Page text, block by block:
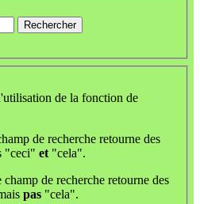
Rechercher
de la fonction de
de recherche retourne des
"ceci" et "cela".
champ de recherche retourne des
pas "cela".